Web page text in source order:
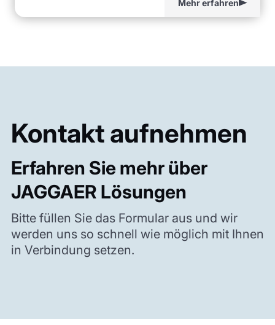
Mehr erfahren
Kontakt aufnehmen
Erfahren Sie mehr über
JAGGAER Lösungen
Bitte füllen Sie das Formular aus und wir
werden uns so schnell wie möglich mit Ihnen
in Verbindung setzen.